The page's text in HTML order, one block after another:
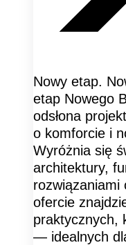
Nowy etap.
etap Nowego
odsłona
o komforcie i
Wyróżnia się
architektury,
rozwiązaniami
ofercie
praktycznych,
— idealnych